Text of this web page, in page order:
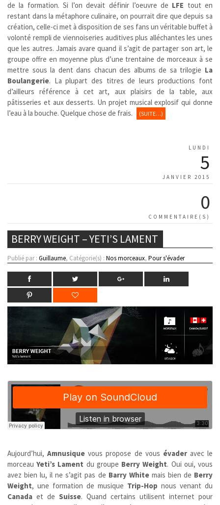
de la formation. Si l’on devait définir l’oeuvre de LFE tout en
restant dans la métaphore culinaire, on pourrait dire que depuis sa
création, celle-ci met à disposition de ses fans un véritable buffet à
volonté rempli de viennoiseries auditives plus alléchantes les unes
que les autres. Jamais avare quand il s’agit de partager son art, le
groupe offre en moyenne plus d’une trentaine de morceaux à se
mettre sous la dent dans chacun des albums de sa trilogie La
Boulangerie. La plupart des titres de leurs productions font
d’ailleurs référence à cet art, aux plaisirs de la table, aux
pâtisseries et aux desserts. Un projet musical explosif qui donne
l’eau à la bouche. Quelque chose de frais.
(SUITE…)
LUNDI
5
JANVIER 2015
0
COMMENTAIRE(S)
BERRY WEIGHT – YETI’S LAMENT
Publié par : Guillaume, Catégorie(s) : Nos morceaux, Pour s'évader
Aujourd’hui,Amnusique vous propose de vous évaderavec le
morceauYeti’s Lament du groupe Berry Weight. Oui oui, vous
avez bien lu, il ne s’agit pas de Barry Whitemais bien de Berry
Weight, une formation de musique Trip-Hop nous venant du
Canada et de Suisse. Quand certains utilisent internet pour